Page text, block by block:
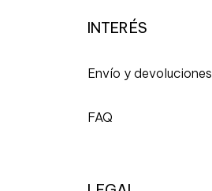
INTERÉS
Envío y devoluciones
FAQ